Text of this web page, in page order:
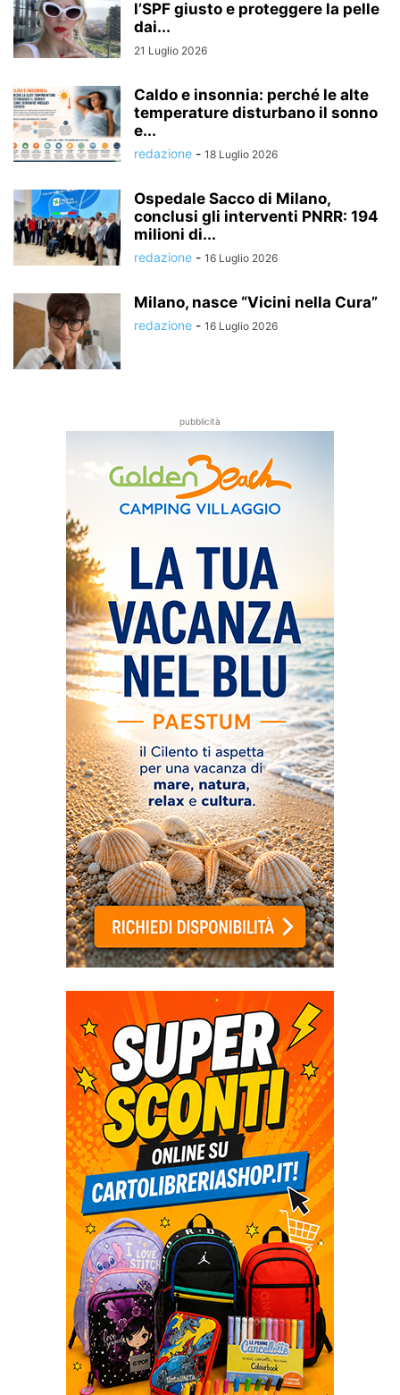
l’SPF giusto e proteggere la pelle
dai...
21 Luglio 2026
Caldo e insonnia: perché le alte
temperature disturbano il sonno
e...
redazione - 18 Luglio 2026
Ospedale Sacco di Milano,
conclusi gli interventi PNRR: 194
milioni di...
redazione - 16 Luglio 2026
Milano, nasce “Vicini nella Cura”
redazione - 16 Luglio 2026
pubblicità